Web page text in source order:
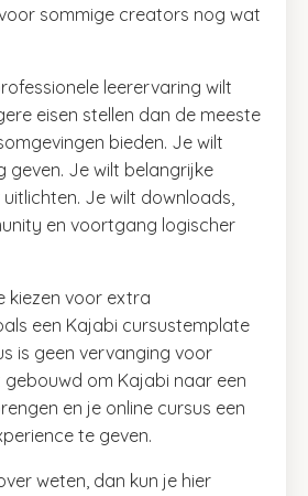
sommige creators nog wat
leerervaring wilt
eisen stellen dan de meeste
bieden. Je wilt
geven. Je wilt belangrijke
Je wilt downloads,
en voortgang logischer
kiezen voor extra
een Kajabi cursustemplate
is geen vervanging voor
gebouwd om Kajabi naar een
en je online cursus een
te geven.
weten, dan kun je hier